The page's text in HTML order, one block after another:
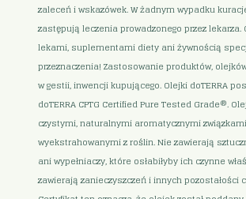
zaleceń i wskazówek. W żadnym wypadku
zastępują leczenia prowadzonego przez lekarza.
lekami, suplementami diety ani żywnością
przeznaczenia! Zastosowanie produktów,
w gestii, inwencji kupującego. Olejki doTERRA
doTERRA CPTG Certified Pure Tested Grade®.
czystymi, naturalnymi aromatycznymi
wyekstrahowanymi z roślin. Nie zawierają
ani wypełniaczy, które osłabiłyby ich czynne
zawierają zanieczyszczeń i innych pozostałości